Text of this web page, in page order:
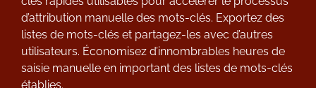
d’attribution manuelle des mots-clés. Exportez des
listes de mots-clés et partagez-les avec d’autres
utilisateurs. Économisez d’innombrables heures de
saisie manuelle en important des listes de mots-clés
établies.